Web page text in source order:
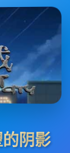
阴影